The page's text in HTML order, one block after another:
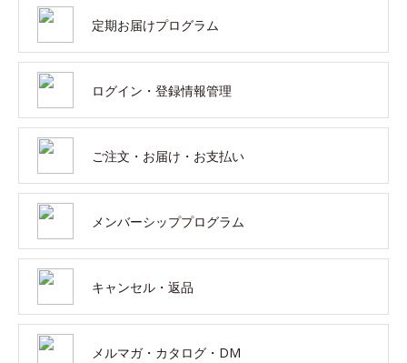
定期お届けプログラム
ログイン・登録情報管理
ご注文・お届け・お支払い
メンバーシッププログラム
キャンセル・返品
メルマガ・カタログ・DM